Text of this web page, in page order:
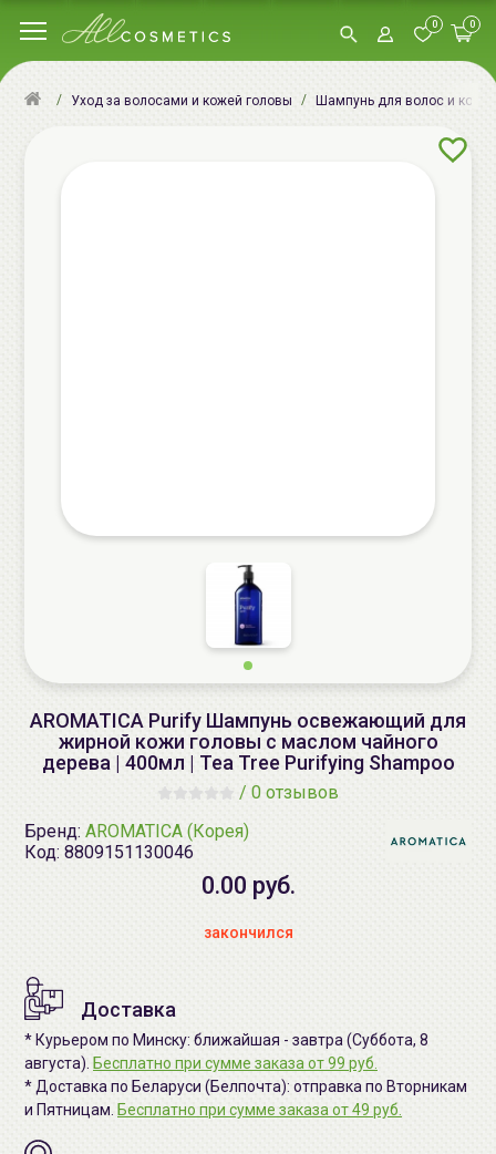
0 0
Уход за волосами и кожей головы Шампунь для волос и кожи
AROMATICA Purify Шампунь освежающий для
жирной кожи головы с маслом чайного
дерева | 400мл | Tea Tree Purifying Shampoo
/ 0 отзывов
Бренд: AROMATICA (Корея)
Код: 8809151130046
0.00 руб.
закончился
Доставка
* Курьером по Минску: ближайшая - завтра (Суббота, 8
августа). Бесплатно при сумме заказа от 99 руб.
* Доставка по Беларуси (Белпочта): отправка по Вторникам
и Пятницам. Бесплатно при сумме заказа от 49 руб.